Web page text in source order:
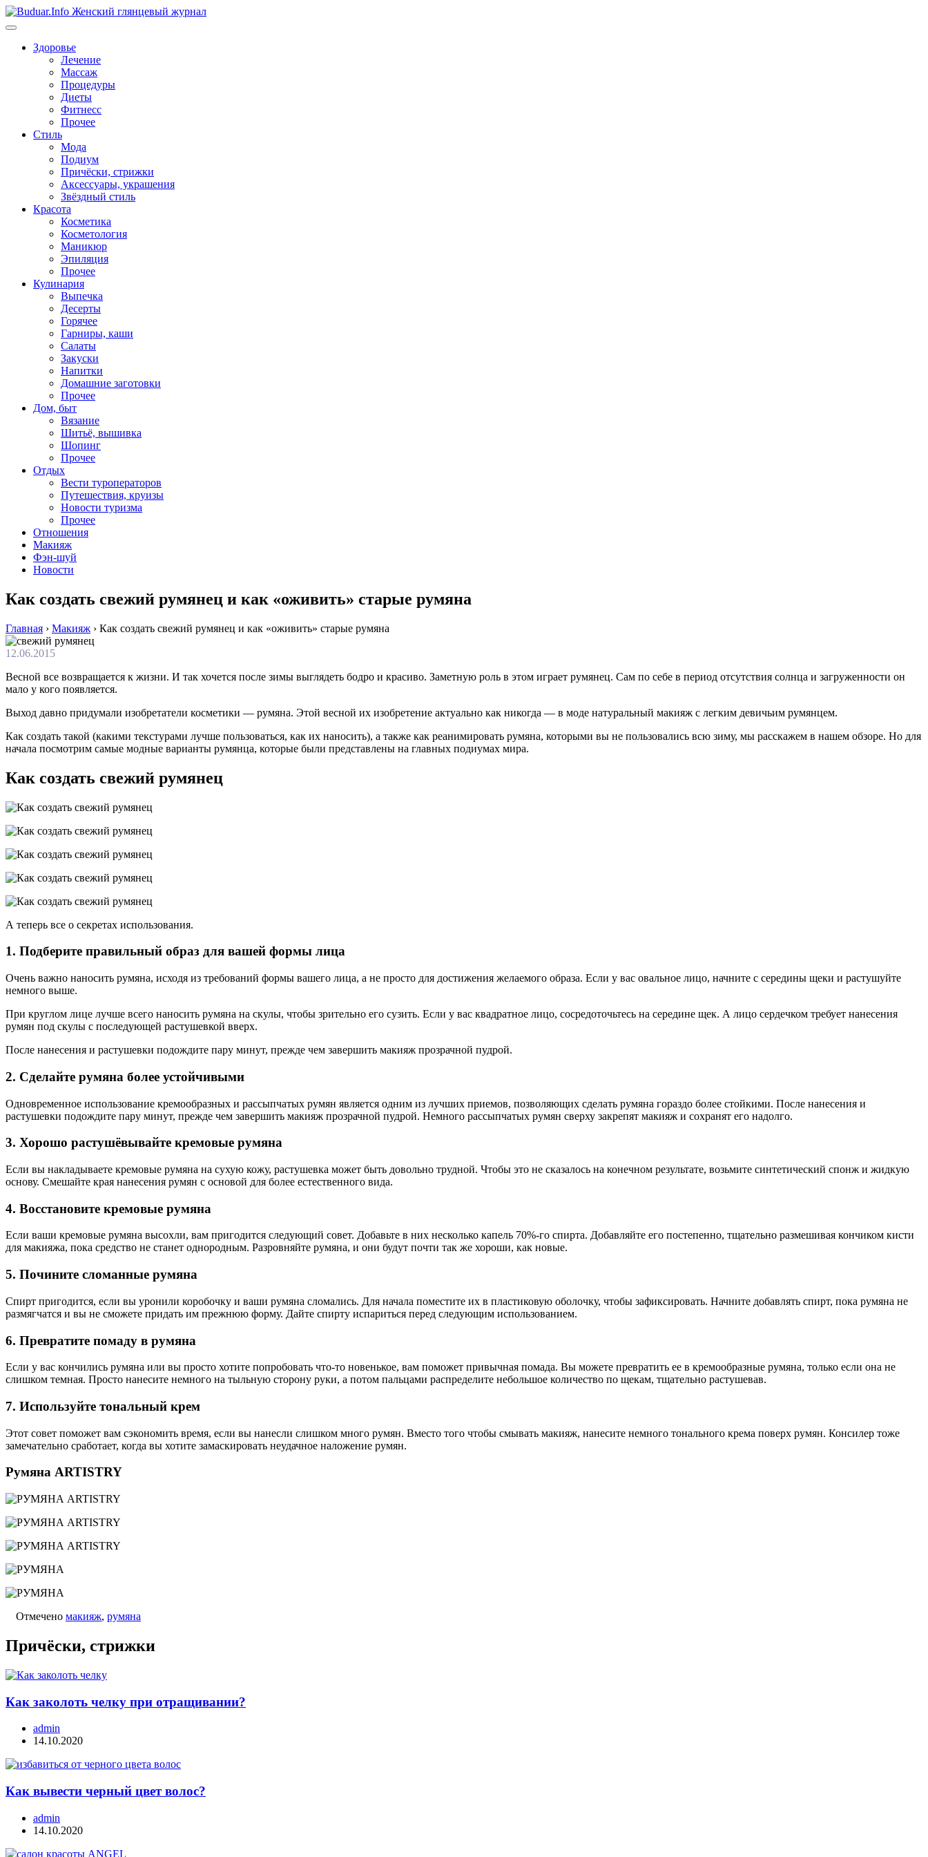
Перейти
к
Здоровье
Лечение
Массаж
Процедуры
Диеты
Фитнесс
Прочее
Стиль
Мода
Подиум
Причёски, стрижки
Аксессуары, украшения
Звёздный стиль
Красота
Косметика
Косметология
Маникюр
Эпиляция
Прочее
Кулинария
Выпечка
Десерты
Горячее
Гарниры, каши
Салаты
Закуски
Напитки
Домашние заготовки
Прочее
Дом, быт
Вязание
Шитьё, вышивка
Шопинг
Прочее
Отдых
Вести туроператоров
Путешествия, круизы
Новости туризма
Прочее
Отношения
Макияж
Фэн-шуй
Новости
Как создать свежий румянец и как «оживить» старые румяна
Главная › Макияж › Как создать свежий румянец и как «оживить» старые румяна
12.06.2015
Весной все возвращается к жизни. И так хочется после зимы выглядеть бодро и красиво. Заметную роль в этом играет румянец. Сам по себе в период отсутствия солнца и загруженности он
мало у кого появляется.
Выход давно придумали изобретатели косметики — румяна. Этой весной их изобретение актуально как никогда — в моде натуральный макияж с легким девичьим румянцем.
Как создать такой (какими текстурами лучше пользоваться, как их наносить), а также как реанимировать румяна, которыми вы не пользовались всю зиму, мы расскажем в нашем обзоре. Но для
начала посмотрим самые модные варианты румянца, которые были представлены на главных подиумах мира.
Как создать свежий румянец
А теперь все о секретах использования.
1. Подберите правильный образ для вашей формы лица
Очень важно наносить румяна, исходя из требований формы вашего лица, а не просто для достижения желаемого образа. Если у вас овальное лицо, начните с середины щеки и растушуйте
немного выше.
При круглом лице лучше всего наносить румяна на скулы, чтобы зрительно его сузить. Если у вас квадратное лицо, сосредоточьтесь на середине щек. А лицо сердечком требует нанесения
румян под скулы с последующей растушевкой вверх.
После нанесения и растушевки подождите пару минут, прежде чем завершить макияж прозрачной пудрой.
2. Сделайте румяна более устойчивыми
Одновременное использование кремообразных и рассыпчатых румян является одним из лучших приемов, позволяющих сделать румяна гораздо более стойкими. После нанесения и
растушевки подождите пару минут, прежде чем завершить макияж прозрачной пудрой. Немного рассыпчатых румян сверху закрепят макияж и сохранят его надолго.
3. Хорошо растушёвывайте кремовые румяна
Если вы накладываете кремовые румяна на сухую кожу, растушевка может быть довольно трудной. Чтобы это не сказалось на конечном результате, возьмите синтетический спонж и жидкую
основу. Смешайте края нанесения румян с основой для более естественного вида.
4. Восстановите кремовые румяна
Если ваши кремовые румяна высохли, вам пригодится следующий совет. Добавьте в них несколько капель 70%-го спирта. Добавляйте его постепенно, тщательно размешивая кончиком кисти
для макияжа, пока средство не станет однородным. Разровняйте румяна, и они будут почти так же хороши, как новые.
5. Почините сломанные румяна
Спирт пригодится, если вы уронили коробочку и ваши румяна сломались. Для начала поместите их в пластиковую оболочку, чтобы зафиксировать. Начните добавлять спирт, пока румяна не
размягчатся и вы не сможете придать им прежнюю форму. Дайте спирту испариться перед следующим использованием.
6. Превратите помаду в румяна
Если у вас кончились румяна или вы просто хотите попробовать что-то новенькое, вам поможет привычная помада. Вы можете превратить ее в кремообразные румяна, только если она не
слишком темная. Просто нанесите немного на тыльную сторону руки, а потом пальцами распределите небольшое количество по щекам, тщательно растушевав.
7. Используйте тональный крем
Этот совет поможет вам сэкономить время, если вы нанесли слишком много румян. Вместо того чтобы смывать макияж, нанесите немного тонального крема поверх румян. Консилер тоже
замечательно сработает, когда вы хотите замаскировать неудачное наложение румян.
Румяна ARTISTRY
Отмечено макияж, румяна
Причёски, стрижки
Как заколоть челку при отращивании?
admin
14.10.2020
Как вывести черный цвет волос?
admin
14.10.2020